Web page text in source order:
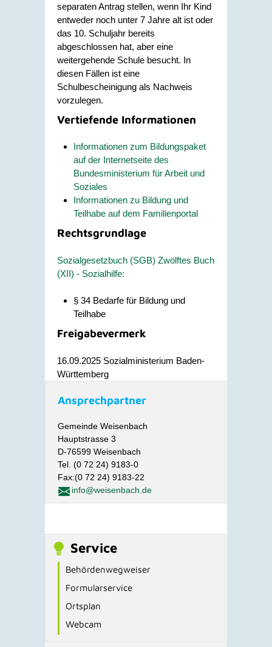
separaten Antrag stellen, wenn Ihr Kind
entweder noch unter 7 Jahre alt ist oder
das 10. Schuljahr bereits
abgeschlossen hat, aber eine
weitergehende Schule besucht. In
diesen Fällen ist eine
Schulbescheinigung als Nachweis
vorzulegen.
Vertiefende Informationen
Informationen zum Bildungspaket
auf der Internetseite des
Bundesministerium für Arbeit und
Soziales
Informationen zu Bildung und
Teilhabe auf dem Familienportal
Rechtsgrundlage
Sozialgesetzbuch (SGB) Zwölftes Buch
(XII) - Sozialhilfe:
§ 34 Bedarfe für Bildung und
Teilhabe
Freigabevermerk
16.09.2025 Sozialministerium Baden-
Württemberg
Ansprechpartner
Gemeinde Weisenbach
Hauptstrasse 3
D-76599 Weisenbach
Tel. (0 72 24) 9183-0
Fax:(0 72 24) 9183-22
info@weisenbach.de
Service
Behördenwegweiser
Formularservice
Ortsplan
Webcam